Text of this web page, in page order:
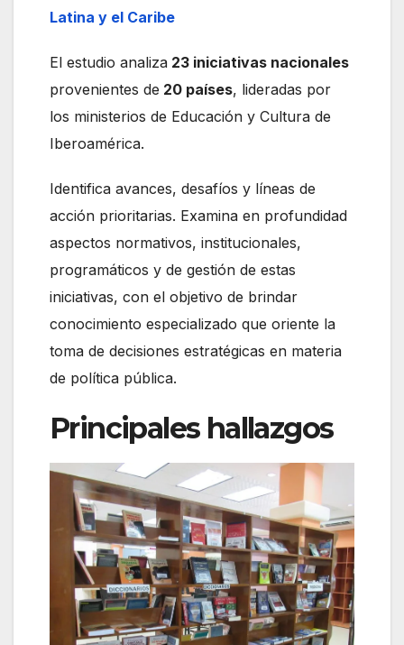
Latina y el Caribe
El estudio analiza 23 iniciativas nacionales
provenientes de 20 países, lideradas por
los ministerios de Educación y Cultura de
Iberoamérica.
Identifica avances, desafíos y líneas de
acción prioritarias. Examina en profundidad
aspectos normativos, institucionales,
programáticos y de gestión de estas
iniciativas, con el objetivo de brindar
conocimiento especializado que oriente la
toma de decisiones estratégicas en materia
de política pública.
Principales hallazgos